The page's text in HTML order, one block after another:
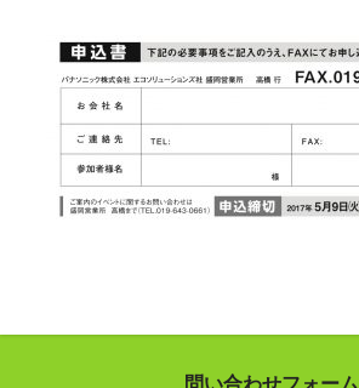
稿
問い合わせフォーム